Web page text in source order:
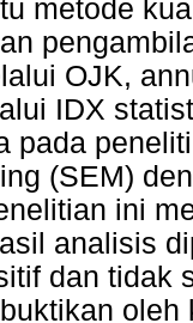
metode
OJK,
IDX
pada
(SEM)
ini
analisis
dan tidak